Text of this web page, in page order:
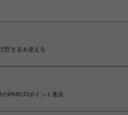
貯まる＆使える
PARCOポイント進呈